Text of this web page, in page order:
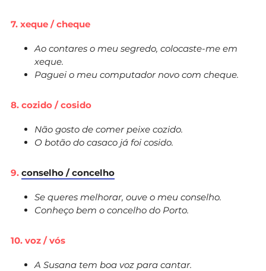
7. xeque / cheque
Ao contares o meu segredo, colocaste-me em
xeque.
Paguei o meu computador novo com cheque.
8. cozido / cosido
Não gosto de comer peixe cozido.
O botão do casaco já foi cosido.
9. conselho / concelho
Se queres melhorar, ouve o meu conselho.
Conheço bem o concelho do Porto.
10. voz / vós
A Susana tem boa voz para cantar.